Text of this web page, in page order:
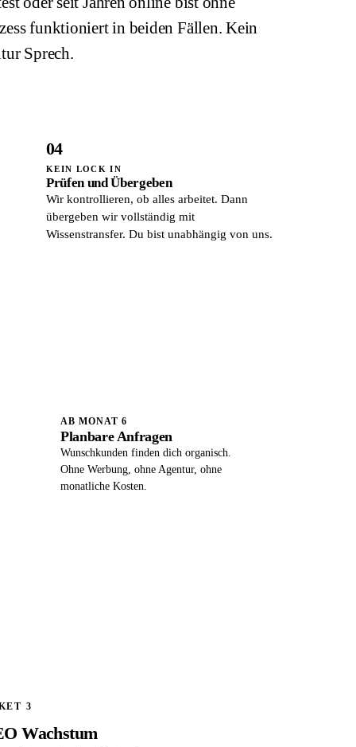
funktioniert in beiden Fällen. Kein
Sprech.
04
KEIN LOCK IN
Prüfen und Übergeben
Wir kontrollieren, ob alles arbeitet. Dann
übergeben wir vollständig mit
Wissenstransfer. Du bist unabhängig von uns.
AB MONAT 6
Planbare Anfragen
Wunschkunden finden dich organisch.
Ohne Werbung, ohne Agentur, ohne
monatliche Kosten.
3
Wachstum